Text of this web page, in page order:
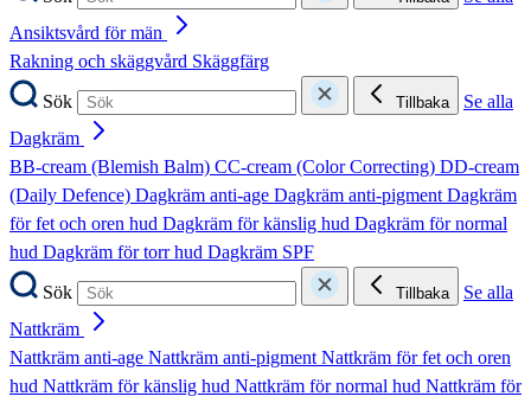
Ansiktsvård för män
Rakning och skäggvård Skäggfärg
Sök
Tillbaka
Se alla
Dagkräm
BB-cream (Blemish Balm) CC-cream (Color Correcting) DD-cream
(Daily Defence) Dagkräm anti-age Dagkräm anti-pigmentDagkräm
för fet och oren hud Dagkräm för känslig hud Dagkräm för normal
hud Dagkräm för torr hud Dagkräm SPF
Sök
Tillbaka
Se alla
Nattkräm
Nattkräm anti-age Nattkräm anti-pigmentNattkräm för fet och oren
hud Nattkräm för känslig hud Nattkräm för normal hud Nattkräm för